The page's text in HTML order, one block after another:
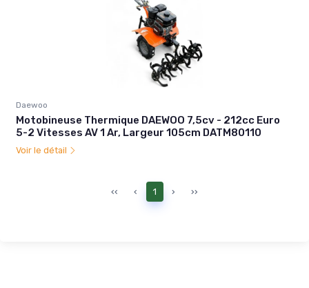
Daewoo
Motobineuse Thermique DAEWOO 7,5cv - 212cc Euro
5-2 Vitesses AV 1 Ar, Largeur 105cm DATM80110
Voir le détail
‹‹ ‹ 1 › ››